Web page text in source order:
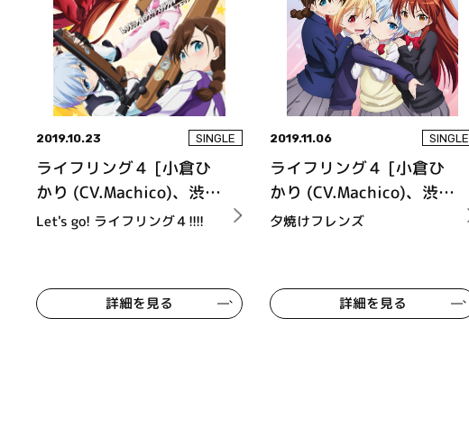
2019.10.23 SINGLE
ライフリング４ [小倉ひ
かり (CV.Machico)、渋沢
泉水 (CV.熊田茜音)、姪
ナ)]
Let's go! ライフリング４!!!!
詳細を見る
2019.11.06 SINGLE
ライフリング４ [小倉ひ
かり (CV.Machico)、渋沢
泉水 (CV.熊田茜音)、姪
ナ)]
夕焼けフレンズ
詳細を見る